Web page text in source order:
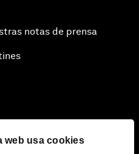
web usa cookies
notas de prensa